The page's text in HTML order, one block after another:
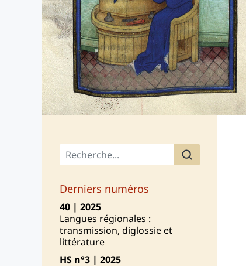
Menu principal
Derniers numéros
40 | 2025
Langues régionales :
transmission, diglossie et
littérature
HS n°3 | 2025